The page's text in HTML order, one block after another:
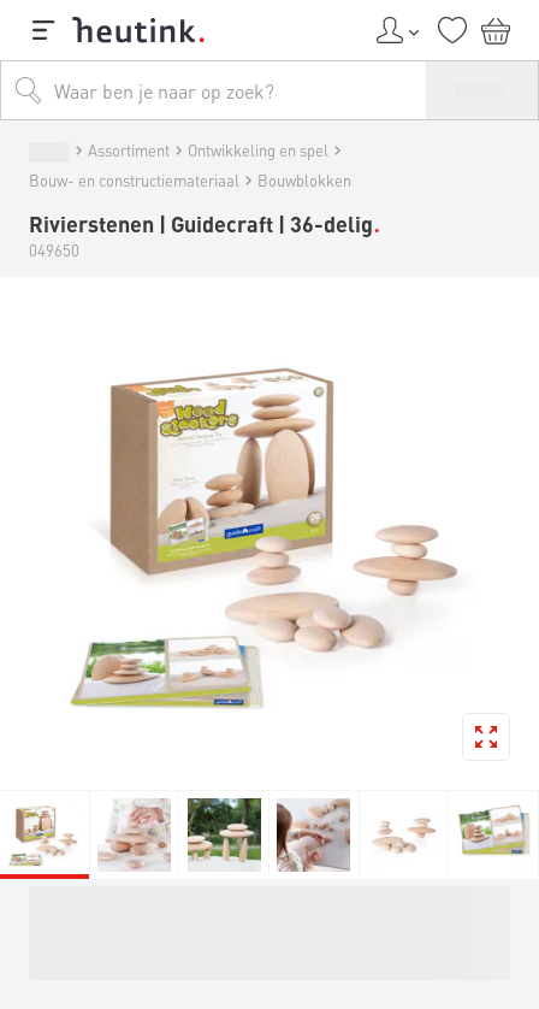
Assortiment
Ontwikkeling en spel
Bouw- en constructiemateriaal
Bouwblokken
Rivierstenen | Guidecraft | 36-delig
049650